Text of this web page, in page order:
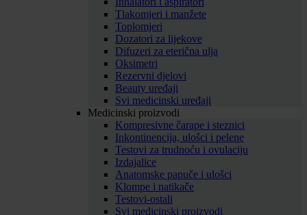
Tlakomjeri i manžete
Toplomjeri
Dozatori za lijekove
Difuzeri za eterična ulja
Oksimetri
Rezervni djelovi
Beauty uređaji
Svi medicinski uređaji
Medicinski proizvodi
Kompresivne čarape i steznici
Inkontinencija, ulošci i pelene
Testovi za trudnoću i ovulaciju
Izdajalice
Anatomske papuče i ulošci
Klompe i natikače
Testovi-ostali
Svi medicinski proizvodi